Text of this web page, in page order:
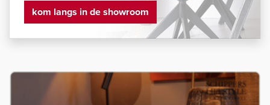
kom langs in de showroom